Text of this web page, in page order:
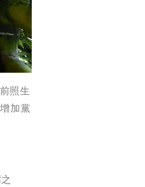
照生
加黨